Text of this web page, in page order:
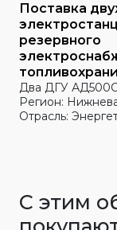
Поставка
резервного
Два ДГУ
Регион:
Отрасль:
С этим